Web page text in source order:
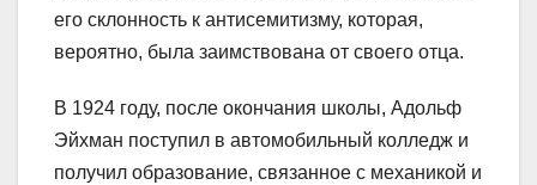
его склонность к антисемитизму, которая,
вероятно, была заимствована от своего отца.
В 1924 году, после окончания школы, Адольф
Эйхман поступил в автомобильный колледж и
получил образование, связанное с механикой и